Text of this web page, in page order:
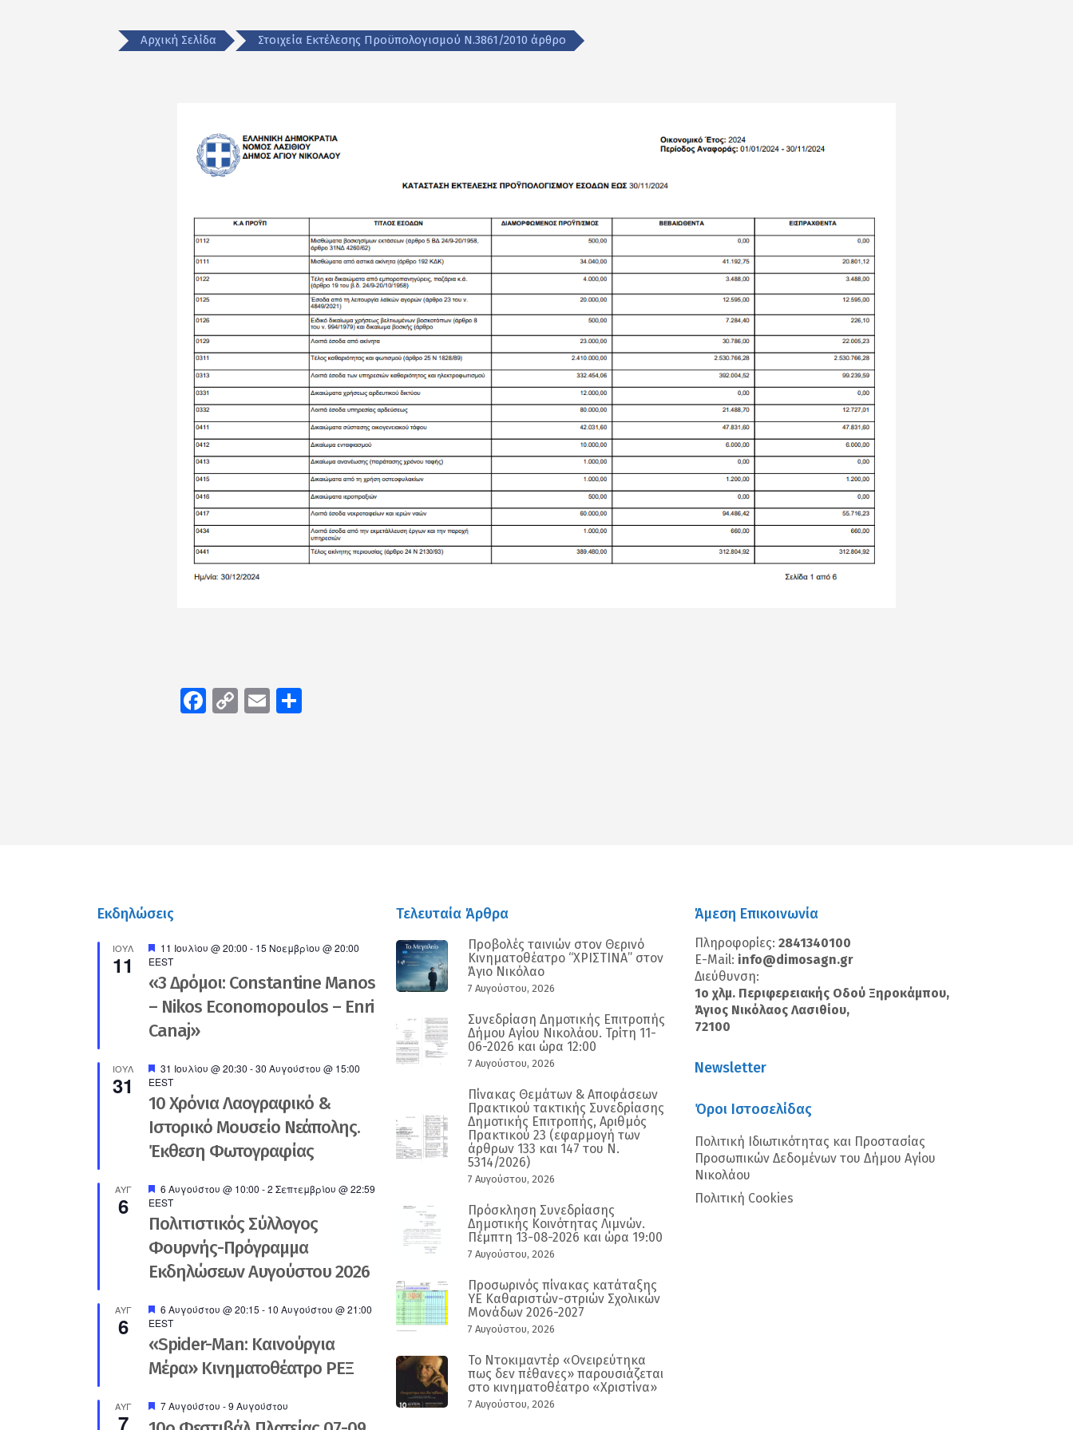
Αρχική Σελίδα Στοιχεία Εκτέλεσης Προϋπολογισμού Ν.3861/2010 άρθρο
Facebook
CopyEmail
Εκδηλώσεις
ΙΟΎΛ
11
Προτεινόμενο
11 Ιουλίου @ 20:00 - 15 Νοεμβρίου @ 20:00
EEST
«3 Δρόμοι: Constantine Manos
– Nikos Economopoulos – Enri
Canaj»
ΙΟΎΛ
31
Προτεινόμενο
31 Ιουλίου @ 20:30 -30 Αυγούστου @ 15:00
EEST
10 Χρόνια Λαογραφικό &
Ιστορικό Μουσείο Νεάπολης.
Έκθεση Φωτογραφίας
ΑΥΓ
6
Προτεινόμενο
6 Αυγούστου @ 10:00 -2 Σεπτεμβρίου @ 22:59
EEST
Πολιτιστικός Σύλλογος
Φουρνής-Πρόγραμμα
Εκδηλώσεων Αυγούστου 2026
ΑΥΓ
6
Προτεινόμενο
6 Αυγούστου @ 20:15 - 10 Αυγούστου @ 21:00
EEST
«Spider-Man: Καινούργια
Μέρα» Κινηματοθέατρο ΡΕΞ
ΑΥΓ
7
Προτεινόμενο
7 Αυγούστου -9 Αυγούστου
Τελευταία Άρθρα
Προβολές ταινιών στον Θερινό
Κινηματοθέατρο “ΧΡΙΣΤΙΝΑ” στον
Άγιο Νικόλαο
7 Αυγούστου, 2026
Συνεδρίαση Δημοτικής Επιτροπής
Δήμου Αγίου Νικολάου. Τρίτη 11-
06-2026 και ώρα 12:00
7 Αυγούστου, 2026
Πίνακας Θεμάτων & Αποφάσεων
Πρακτικού τακτικής Συνεδρίασης
Δημοτικής Επιτροπής, Αριθμός
Πρακτικού 23 (εφαρμογή των
άρθρων 133 και 147 του Ν.
5314/2026)
7 Αυγούστου, 2026
Πρόσκληση Συνεδρίασης
Δημοτικής Κοινότητας Λιμνών.
Πέμπτη 13-08-2026 και ώρα 19:00
7 Αυγούστου, 2026
Προσωρινός πίνακας κατάταξης
ΥΕ Καθαριστών-στριών Σχολικών
Μονάδων 2026-2027
7 Αυγούστου, 2026
Το Ντοκιμαντέρ «Ονειρεύτηκα
πως δεν πέθανες» παρουσιάζεται
στο κινηματοθέατρο «Χριστίνα»
7 Αυγούστου, 2026
Άμεση Επικοινωνία
Πληροφορίες: 2841340100
E-Mail: info@dimosagn.gr
Διεύθυνση:
1ο χλμ. Περιφερειακής Οδού Ξηροκάμπου,
Άγιος Νικόλαος Λασιθίου,
72100
Newsletter
Όροι Ιστοσελίδας
Πολιτική Ιδιωτικότητας και Προστασίας
Προσωπικών Δεδομένων του Δήμου Αγίου
Νικολάου
Πολιτική Cookies